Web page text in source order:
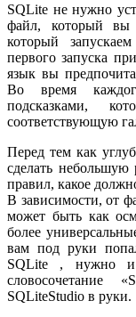
SQLite не нужно
файл, который вы
который
первого запуска
язык вы
Во время
подсказками,
соответствующую
Перед тем как
сделать небольшую
правил, какое
В зависимости, от
может быть как
более
вам под руки
SQLite , нужно и
словосочетание
SQLiteStudio в руки.